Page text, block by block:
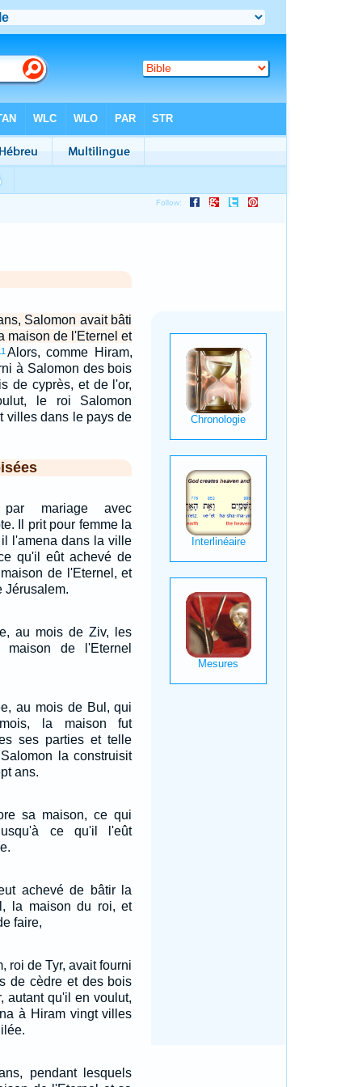
Salomon avait bâti
maison de l'Eternel et
Alors, comme Hiram,
à Salomon des bois
de cyprès, et de l'or,
le roi Salomon
villes dans le pays de
mariage avec
Il prit pour femme la
l'amena dans la ville
qu'il eût achevé de
de l'Eternel, et
Jérusalem.
au mois de Ziv, les
de l'Eternel
au mois de Bul, qui
la maison fut
ses parties et telle
la construisit
ans.
sa maison, ce qui
ce qu'il l'eût
achevé de bâtir la
la maison du roi, et
faire,
roi de Tyr, avait fourni
de cèdre et des bois
autant qu'il en voulut,
à Hiram vingt villes
pendant lesquels